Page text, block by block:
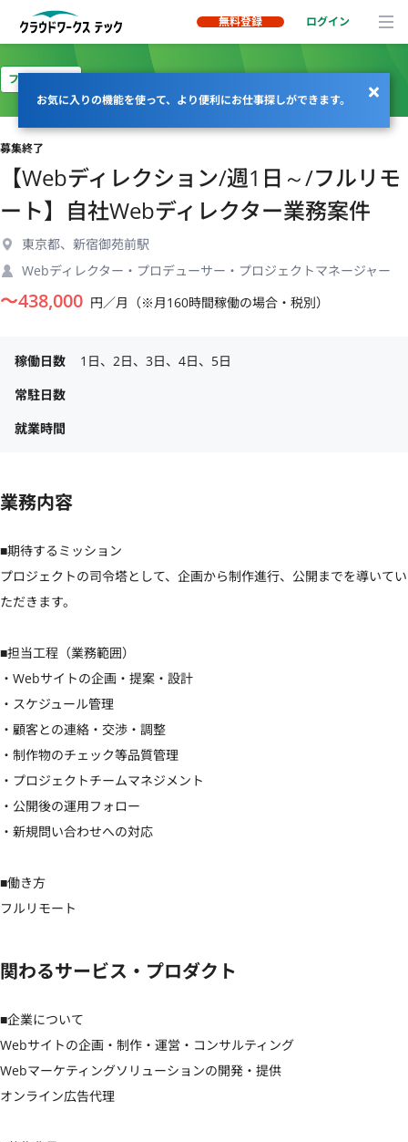
無料登録 ログイン
お気に入りの機能を使って、より便利にお仕事探しができます。
フルリモート
募集終了
【Webディレクション/週1日～/フルリモ
ート】自社Webディレクター業務案件
東京都、新宿御苑前駅
Webディレクター・プロデューサー・プロジェクトマネージャー
〜438,000 円／月（※月160時間稼働の場合・税別）
稼働日数
1日、2日、3日、4日、5日
常駐日数
就業時間
業務内容
■期待するミッション
プロジェクトの司令塔として、企画から制作進行、公開までを導いてい
ただきます。
■担当工程（業務範囲）
・Webサイトの企画・提案・設計
・スケジュール管理
・顧客との連絡・交渉・調整
・制作物のチェック等品質管理
・プロジェクトチームマネジメント
・公開後の運用フォロー
・新規問い合わせへの対応
■働き方
フルリモート
関わるサービス・プロダクト
■企業について
Webサイトの企画・制作・運営・コンサルティング
Webマーケティングソリューションの開発・提供
オンライン広告代理